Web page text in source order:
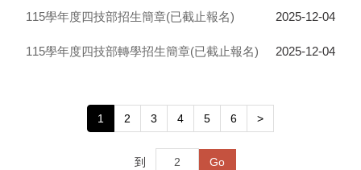
115學年度四技部招生簡章(已截止報名) 2025-12-04
115學年度四技部轉學招生簡章(已截止報名) 2025-12-04
1 2 3 4 5 6 >
到 Go